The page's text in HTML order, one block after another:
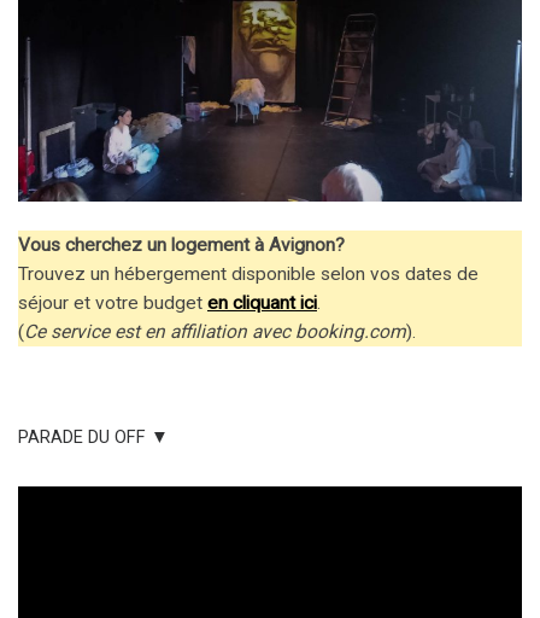
Vous cherchez un logement à Avignon?
Trouvez un hébergement disponible selon vos dates de
séjour et votre budget en cliquant ici.
(Ce service est en affiliation avec booking.com).
PARADE DU OFF ▼